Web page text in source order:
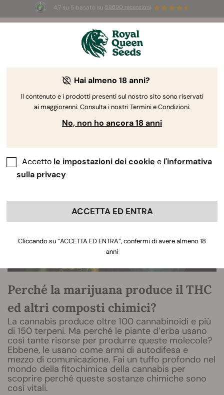
4.7 su 5 basato su 58690 recensioni
Summer Sales:Fino al 50% di sconto
su prodotti selezionati! ⏤
The RQS Blog
Perché la marijuana produce il THC
ed altri composti chimici?
La cannabis produce oltre 100 cannabinoidi e più
di 150 terpeni. Ma perché le piante d’erba usano
così tante risorse per produrre queste molecole?
Ebbene, le usano come armi di autodifesa e
mezzo di comunicazione. Fai un tuffo profondo nel
mondo della fitochimica della cannabis per
scoprire perché queste sostanze chimiche sono
così vitali.
Hai almeno 18 anni?
Il contenuto e i prodotti presenti sul nostro sito sono riservati
ai maggiorenni. Consulta i nostri Termini e Condizioni.
No, non ho ancora 18 anni
Accetto le impostazioni dei cookie e l'informativa
sulla privacy
ACCETTA ED ENTRA
Cliccando su “ACCETTA ED ENTRA”, confermi di avere almeno 18
anni